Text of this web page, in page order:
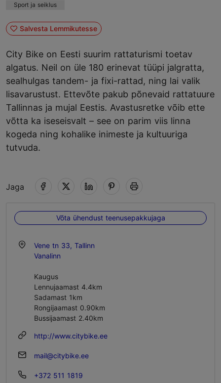
Sport ja seiklus
Salvesta Lemmikutesse
City Bike on Eesti suurim rattaturismi toetav
algatus. Neil on üle 180 erinevat tüüpi jalgratta,
sealhulgas tandem- ja fixi-rattad, ning lai valik
lisavarustust. Ettevõte pakub põnevaid rattatuure
Tallinnas ja mujal Eestis. Avastusretke võib ette
võtta ka iseseisvalt – see on parim viis linna
kogeda ning kohalike inimeste ja kultuuriga
tutvuda.
Jaga
Võta ühendust teenusepakkujaga
Vene tn 33, Tallinn
Vanalinn
Kaugus
Lennujaamast 4.4km
Sadamast 1km
Rongijaamast 0.90km
Bussijaamast 2.40km
http://www.citybike.ee
mail@citybike.ee
+372 511 1819